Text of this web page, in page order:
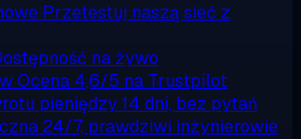
Przetestuj naszą sieć z
na żywo
Ocena 4,6/5 na Trustpilot
pieniędzy14 dni, bez pytań
24/7, prawdziwi inżynierowie